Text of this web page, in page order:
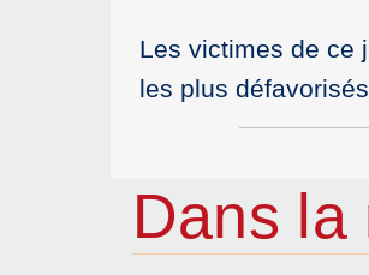
Les victimes de ce
les plus
Dans